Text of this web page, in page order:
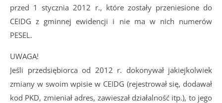
przed 1 stycznia 2012 r., które zostały przeniesione do
CEIDG z gminnej ewidencji i nie ma w nich numerów
PESEL.
UWAGA!
Jeśli przedsiębiorca od 2012 r. dokonywał jakiejkolwiek
zmiany w swoim wpisie w CEIDG (rejestrował się, dodawał
kod PKD, zmieniał adres, zawieszał działalność itp.), to jego